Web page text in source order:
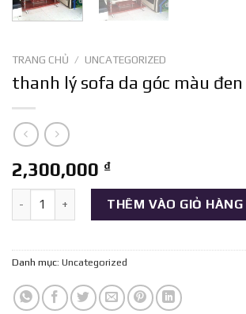
TRANG CHỦ / UNCATEGORIZED
thanh lý sofa da góc màu
2,300,000 ₫
thanh lý sofa da góc màu đen mới 100% số
THÊM VÀO GIỎ HÀNG
Danh mục: Uncategorized